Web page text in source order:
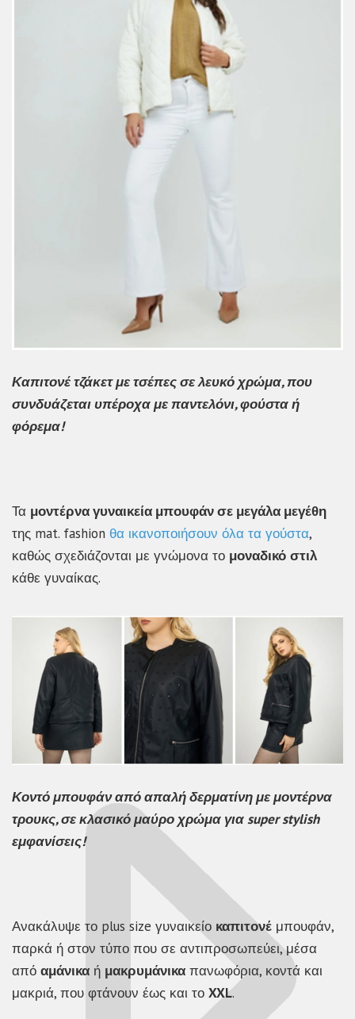
Καπιτονέ τζάκετ με τσέπες σε λευκό χρώμα, που
συνδυάζεται υπέροχα με παντελόνι, φούστα ή
φόρεμα!
Τα μοντέρνα γυναικεία μπουφάν σε μεγάλα μεγέθη
της mat. fashion θα ικανοποιήσουν όλα τα γούστα,
καθώς σχεδιάζονται με γνώμονα το μοναδικό στιλ
κάθε γυναίκας.
Κοντό μπουφάν από απαλή δερματίνη με μοντέρνα
τρουκς, σε κλασικό μαύρο χρώμα για super stylish
εμφανίσεις!
Ανακάλυψε το plus size γυναικείο καπιτονέ μπουφάν,
παρκά ή στον τύπο που σε αντιπροσωπεύει, μέσα
από αμάνικα ή μακρυμάνικα πανωφόρια, κοντά και
μακριά, που φτάνουν έως και το XXL.